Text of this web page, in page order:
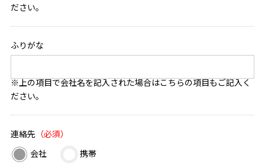
ださい。
ふりがな
※上の項目で会社名を記入された場合はこちらの項目もご記入く
ださい。
連絡先
会社
携帯